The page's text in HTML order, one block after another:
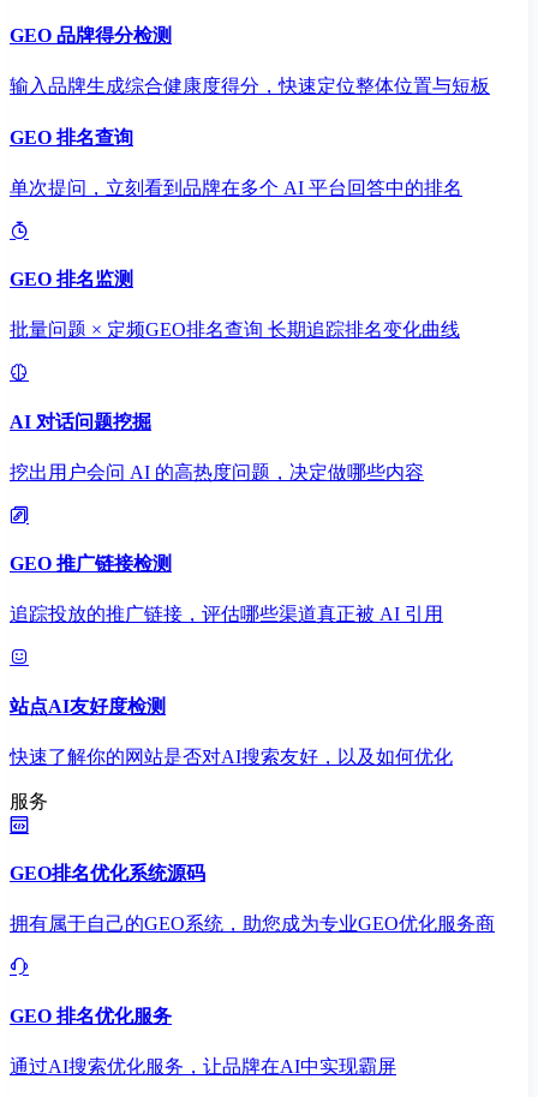
GEO 品牌得分检测
输入品牌生成综合健康度得分，快速定位整体位置与短板
GEO 排名查询
单次提问，立刻看到品牌在多个 AI 平台回答中的排名
GEO 排名监测
批量问题 × 定频GEO排名查询 长期追踪排名变化曲线
AI 对话问题挖掘
挖出用户会问 AI 的高热度问题，决定做哪些内容
GEO 推广链接检测
追踪投放的推广链接，评估哪些渠道真正被 AI 引用
站点AI友好度检测
快速了解你的网站是否对AI搜索友好，以及如何优化
服务
GEO排名优化系统源码
拥有属于自己的GEO系统，助您成为专业GEO优化服务商
GEO 排名优化服务
通过AI搜索优化服务，让品牌在AI中实现霸屏